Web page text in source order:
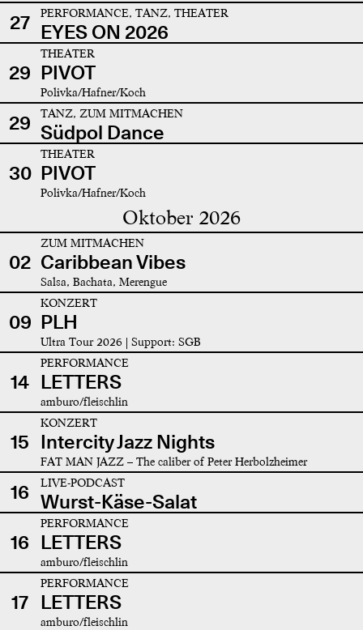
27 PERFORMANCE, TANZ, THEATER
EYES ON 2026
29
THEATER
PIVOT
Polivka/Hafner/Koch
29 TANZ, ZUM MITMACHEN
Südpol Dance
30
THEATER
PIVOT
Polivka/Hafner/Koch
Oktober 2026
02
ZUM MITMACHEN
Caribbean Vibes
Salsa, Bachata, Merengue
09
KONZERT
PLH
Ultra Tour 2026 | Support: SGB
14
PERFORMANCE
LETTERS
amburo/fleischlin
15
KONZERT
Intercity Jazz Nights
FAT MAN JAZZ – The caliber of Peter Herbolzheimer
16 LIVE-PODCAST
Wurst-Käse-Salat
16
PERFORMANCE
LETTERS
amburo/fleischlin
17
PERFORMANCE
LETTERS
amburo/fleischlin